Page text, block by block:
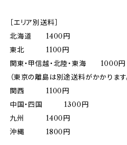
［エリア別送料］
北海道 1400円
東北 1100円
関東・甲信越・北陸・東海 1000円
（東京の離島は別途送料がかかります
関西 1100円
中国・四国 1300円
九州 1400円
沖縄 1800円